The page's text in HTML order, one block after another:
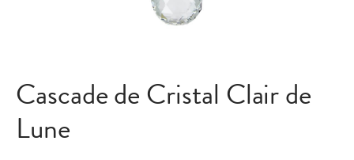
Cascade de Cristal Clair de
Lune